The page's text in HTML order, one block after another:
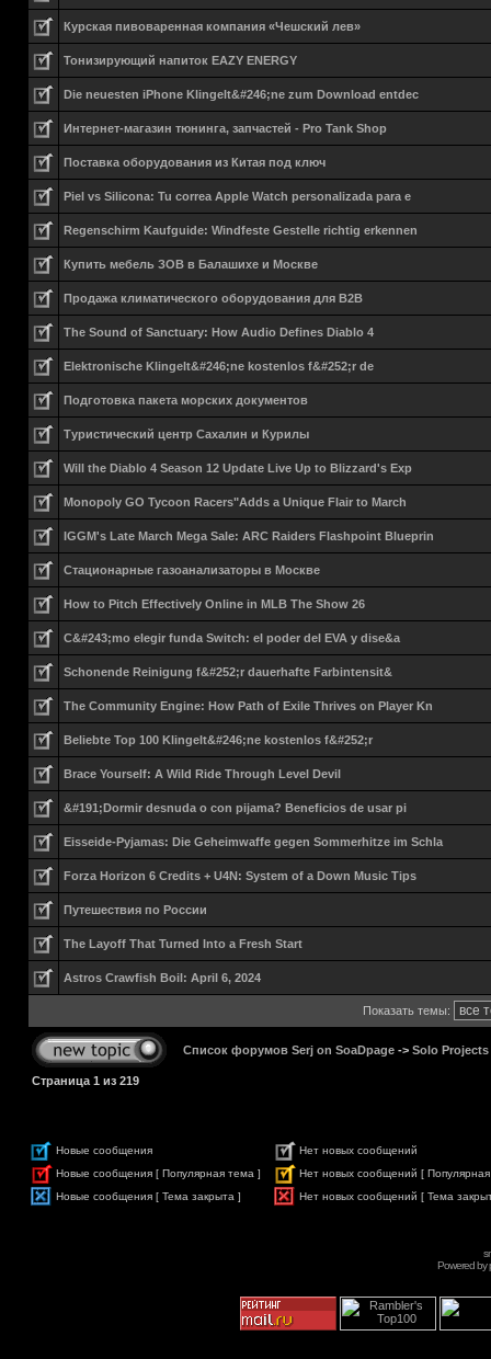
Курская пивоваренная компания «Чешский лев»
Тонизирующий напиток EAZY ENERGY
Die neuesten iPhone Klingelt&#246;ne zum Download entdec
Интернет-магазин тюнинга, запчастей - Pro Tank Shop
Поставка оборудования из Китая под ключ
Piel vs Silicona: Tu correa Apple Watch personalizada para e
Regenschirm Kaufguide: Windfeste Gestelle richtig erkennen
Купить мебель ЗОВ в Балашихе и Москве
Продажа климатического оборудования для B2B
The Sound of Sanctuary: How Audio Defines Diablo 4
Elektronische Klingelt&#246;ne kostenlos f&#252;r de
Подготовка пакета морских документов
Туристический центр Сахалин и Курилы
Will the Diablo 4 Season 12 Update Live Up to Blizzard's Exp
Monopoly GO Tycoon Racers"Adds a Unique Flair to March
IGGM's Late March Mega Sale: ARC Raiders Flashpoint Blueprin
Стационарные газоанализаторы в Москве
How to Pitch Effectively Online in MLB The Show 26
C&#243;mo elegir funda Switch: el poder del EVA y dise&a
Schonende Reinigung f&#252;r dauerhafte Farbintensit&
The Community Engine: How Path of Exile Thrives on Player Kn
Beliebte Top 100 Klingelt&#246;ne kostenlos f&#252;r
Brace Yourself: A Wild Ride Through Level Devil
&#191;Dormir desnuda o con pijama? Beneficios de usar pi
Eisseide-Pyjamas: Die Geheimwaffe gegen Sommerhitze im Schla
Forza Horizon 6 Credits + U4N: System of a Down Music Tips
Путешествия по России
The Layoff That Turned Into a Fresh Start
Astros Crawfish Boil: April 6, 2024
Показать темы:
Список форумов Serj on SoaDpage -> Solo Projects
Страница 1 из 219
Новые сообщения
Нет новых сообщений
Новые сообщения [ Популярная тема ]
Нет новых сообщений [
Новые сообщения [ Тема закрыта ]
Нет новых сообщений [ Тема
Powered by